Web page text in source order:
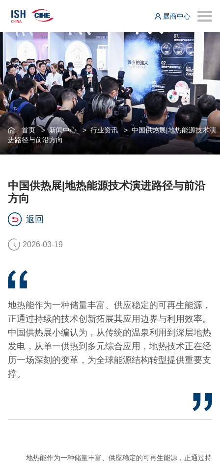
展商中心
首页>新闻中心>行业资讯> 中国供热展|地热能源技术演
进路径与前沿方向
中国供热展|地热能源技术演进路径与前沿
方向
返回
2026-03-19
地热能作为一种储量丰富、供应稳定的可再生能源，
正通过持续的技术创新拓展其应用边界与利用效率。
中国供热展小编认为，从传统的温泉利用到深层地热
发电，从单一供热到多元综合应用，地热技术正在经
历一场深刻的变革，为全球能源结构转型提供重要支
撑。
地热能作为一种储量丰富、供应稳定的可再生能源，正通过持